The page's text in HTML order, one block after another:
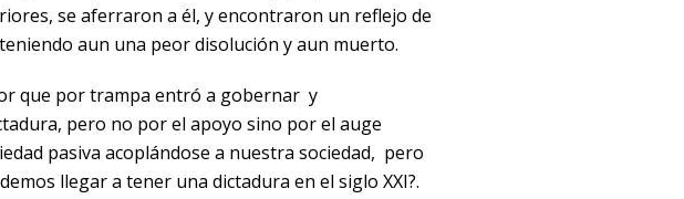
se aferraron a él, y encontraron un reflejo de
aun una peor disolución y aun muerto.
que por trampa entró a gobernar y
pero no por el apoyo sino por el auge
pasiva acoplándose a nuestra sociedad, pero
llegar a tener una dictadura en el siglo XXI?.